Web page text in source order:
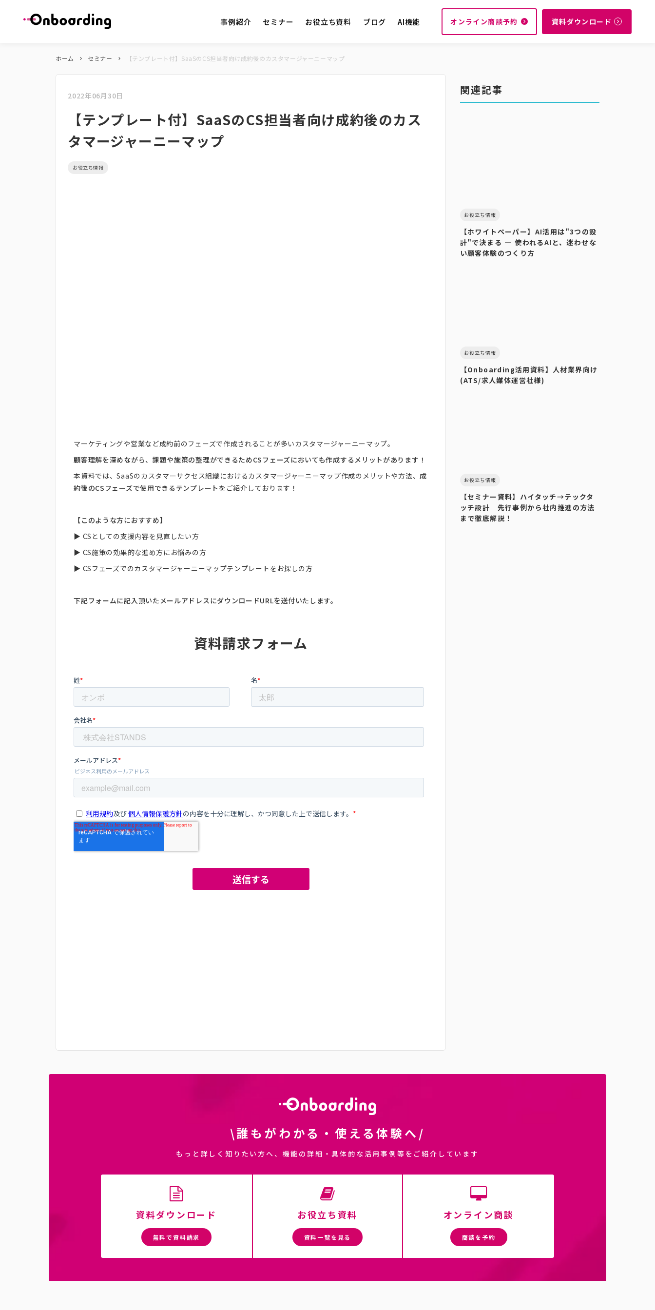
事例紹介 セミナー お役立ち資料 ブログ AI機能 オンライン商談予約 navigate_next 資料ダウンロード navigate_next
ホーム keyboard_arrow_right セミナー keyboard_arrow_right 【テンプレート付】SaaSのCS担当者向け成約後のカスタマージャーニーマップ
2022年06月30日
【テンプレート付】SaaSのCS担当者向け成約後のカス
タマージャーニーマップ
お役立ち情報
マーケティングや営業など成約前のフェーズで作成されることが多いカスタマージャーニーマップ。
顧客理解を深めながら、課題や施策の整理ができるためCSフェーズにおいても作成するメリットがあります！
本資料では、SaaSのカスタマーサクセス組織におけるカスタマージャーニーマップ作成のメリットや方法、成
約後のCSフェーズで使用できるテンプレート をご紹介しております！
【このような方におすすめ】
▶︎ CSとしての支援内容を見直したい方
▶︎ CS施策の効果的な進め方にお悩みの方
▶︎ CSフェーズでのカスタマージャーニーマップテンプレートをお探しの方
下記フォームに記入頂いたメールアドレスにダウンロードURLを送付いたします。
資料請求フォーム
関連記事
お役立ち情報
【ホワイトペーパー】AI活用は"3つの設
計"で決まる ― 使われるAIと、迷わせな
い顧客体験のつくり方
お役立ち情報
【Onboarding活用資料】人材業界向け
(ATS/求人媒体運営社様)
お役立ち情報
【セミナー資料】ハイタッチ→テックタ
ッチ設計 先行事例から社内推進の方法
まで徹底解説！
\誰もがわかる・使える体験へ/
もっと詳しく知りたい方へ、機能の詳細・具体的な活用事例等をご紹介しています
資料ダウンロード
無料で資料請求
お役立ち資料
資料一覧を見る
オンライン商談
商談を予約